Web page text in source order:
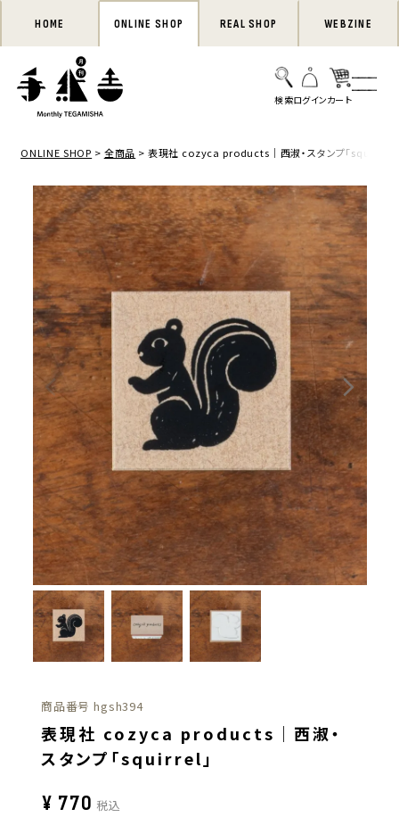
HOME ONLINE SHOP REAL SHOP WEBZINE
ONLINE SHOP 全商品 表現社 cozyca products｜西淑・スタンプ「squirrel」
商品番号 hgsh394
表現社 cozyca products｜西淑・
スタンプ「squirrel」
¥ 770 税込